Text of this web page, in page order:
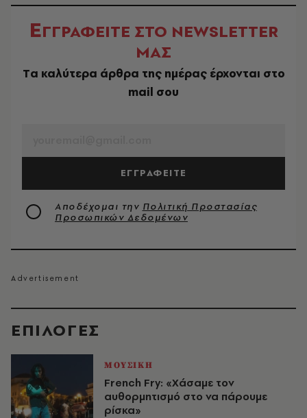
EΠΙΛΟΓΈΣ
ΜΟΥΣΙΚΗ
French Fry: «Χάσαμε τον
αυθορμητισμό στο να πάρουμε
ρίσκα»
ΕΓΓΡΑΦΕΙΤΕ ΣΤΟ NEWSLETTER
ΜΑΣ
Tα καλύτερα άρθρα της ημέρας έρχονται στο
mail σου
ΕΓΓΡΑΦΕΙΤΕ
Αποδέχομαι την Πολιτική Προστασίας
Προσωπικών Δεδομένων